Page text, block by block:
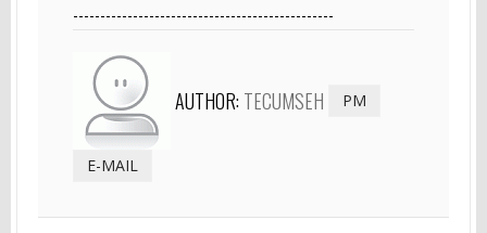
------------------------------------------------
AUTHOR: TECUMSEH PM
E-MAIL